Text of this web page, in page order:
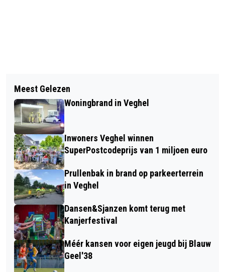
GEMEENTE MEIERIJSTAD VINDT
VERVANGENDE LOCATIE VOOR
GEMEENTELIJKE OPVANG IN
SCHIJNDEL
DAS VLOEREN OPENT DE DEUREN OP
2E PINKSTERDAG MET SCHERPE
VLOERACTIES EN GOODIEBAGS
Meest Gelezen
Woningbrand in Veghel
Inwoners Veghel winnen
SuperPostcodeprijs van 1 miljoen euro
Prullenbak in brand op parkeerterrein
in Veghel
Dansen&Sjanzen komt terug met
Kanjerfestival
Méér kansen voor eigen jeugd bij Blauw
Geel'38